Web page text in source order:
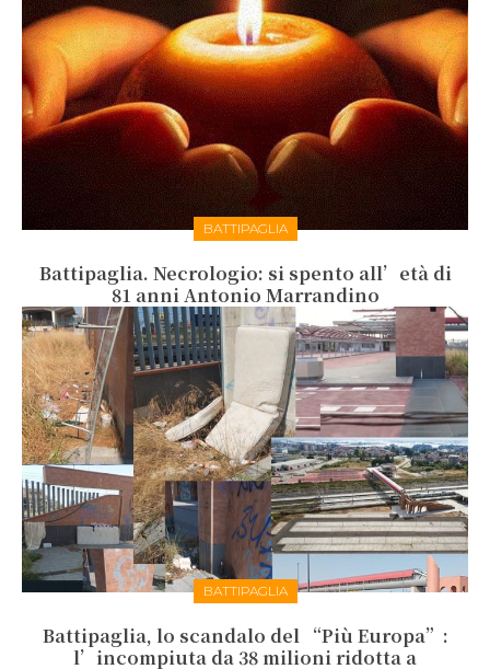
BATTIPAGLIA
Battipaglia. Necrologio: si spento all’età di
81 anni Antonio Marrandino
BATTIPAGLIA
Battipaglia, lo scandalo del “Più Europa”:
l’incompiuta da 38 milioni ridotta a